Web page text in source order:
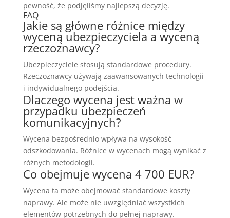
pewność, że podjęliśmy najlepszą decyzję.
FAQ
Jakie są główne różnice między
wyceną ubezpieczyciela a wyceną
rzeczoznawcy?
Ubezpieczyciele stosują standardowe procedury.
Rzeczoznawcy używają zaawansowanych technologii
i indywidualnego podejścia.
Dlaczego wycena jest ważna w
przypadku ubezpieczeń
komunikacyjnych?
Wycena bezpośrednio wpływa na wysokość
odszkodowania. Różnice w wycenach mogą wynikać z
różnych metodologii.
Co obejmuje wycena 4 700 EUR?
Wycena ta może obejmować standardowe koszty
naprawy. Ale może nie uwzględniać wszystkich
elementów potrzebnych do pełnej naprawy.